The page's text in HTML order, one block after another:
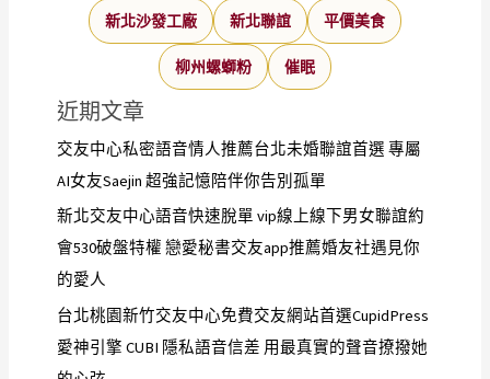
新北沙發工廠 新北聯誼 平價美食
柳州螺螄粉 催眠
近期文章
交友中心私密語音情人推薦台北未婚聯誼首選 專屬
AI女友Saejin 超強記憶陪伴你告別孤單
新北交友中心語音快速脫單 vip線上線下男女聯誼約
會530破盤特權 戀愛秘書交友app推薦婚友社遇見你
的愛人
台北桃園新竹交友中心免費交友網站首選CupidPress
愛神引擎 CUBI 隱私語音信差 用最真實的聲音撩撥她